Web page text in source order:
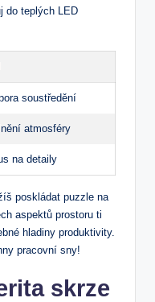
do teplých LED
soustředění
atmosféry
na detaily
poskládat puzzle na
aspektů prostoru ti
hladiny produktivity.
pracovní sny!
skrze